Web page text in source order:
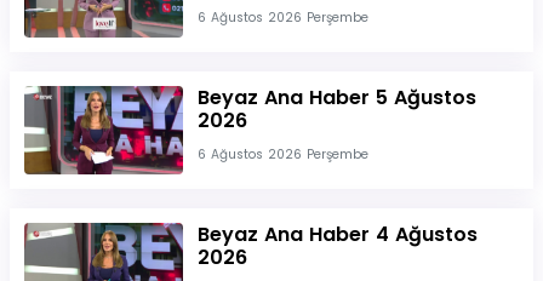
6 Ağustos 2026 Perşembe
Beyaz Ana Haber 5 Ağustos
2026
6 Ağustos 2026 Perşembe
Beyaz Ana Haber 4 Ağustos
2026